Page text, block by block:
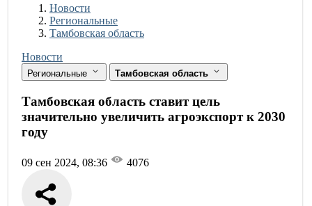
Новости
Разделы
Новости
Региональные
Тамбовская область
Новости
Региональные Тамбовская область
Тамбовская область ставит цель
значительно увеличить агроэкспорт к 2030
году
09 сен 2024, 08:36 4076